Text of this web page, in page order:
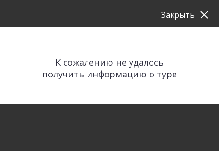
К сожалению не удалось
получить информацию о туре
Закрыть